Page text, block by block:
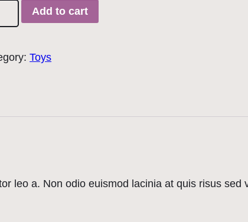
Add to cart
Toys
leo a. Non odio euismod lacinia at quis risus sed